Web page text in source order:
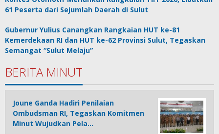
61 Peserta dari Sejumlah Daerah di Sulut
Gubernur Yulius Canangkan Rangkaian HUT ke-81
Kemerdekaan RI dan HUT ke-62 Provinsi Sulut, Tegaskan
Semangat “Sulut Melaju”
BERITA MINUT
Joune Ganda Hadiri Penilaian
Ombudsman RI, Tegaskan Komitmen
Minut Wujudkan Pela…